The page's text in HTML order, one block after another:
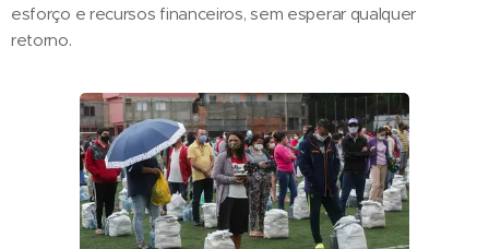
esforço e recursos financeiros, sem esperar qualquer
retorno.